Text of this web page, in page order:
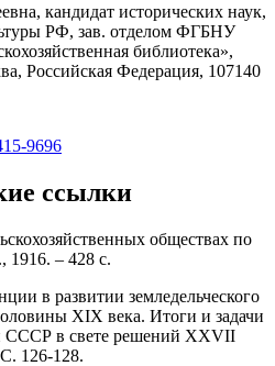
кандидат исторических наук,
РФ, зав. отделом ФГБНУ
библиотека»,
Российская Федерация, 107140
9696
ссылки
обществах по
1916. – 428 с.
в развитии земледельческого
XIX века. Итоги и задачи
СССР в свете решений XXVII
126-128.